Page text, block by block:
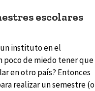
escolares
instituto en el
poco de miedo tener que
en otro país? Entonces
realizar un semestre (o